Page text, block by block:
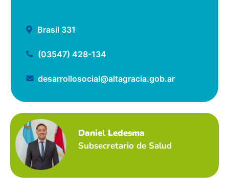
Brasil 331
(03547) 428-134
desarrollosocial@altagracia.gob.ar
Daniel Ledesma
Subsecretario de Salud